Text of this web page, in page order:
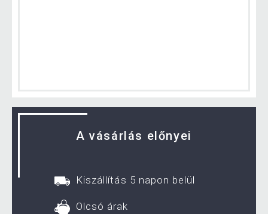
A vásárlás előnyei
Kiszállítás 5 napon belül
Olcsó árak